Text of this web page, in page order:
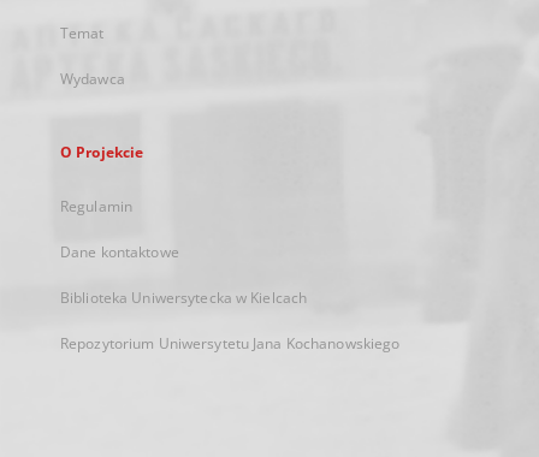
Temat
Wydawca
O Projekcie
Regulamin
Dane kontaktowe
Biblioteka Uniwersytecka w Kielcach
Repozytorium Uniwersytetu Jana Kochanowskiego